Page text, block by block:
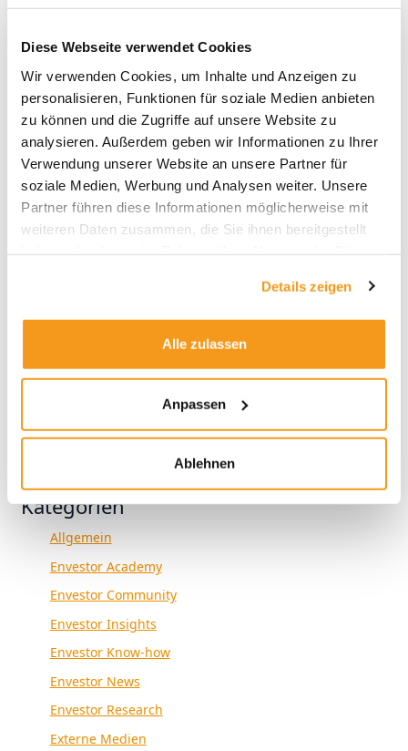
Diese Webseite verwendet Cookies
Wir verwenden Cookies, um Inhalte und Anzeigen zu
personalisieren, Funktionen für soziale Medien anbieten
zu können und die Zugriffe auf unsere Website zu
analysieren. Außerdem geben wir Informationen zu Ihrer
Verwendung unserer Website an unsere Partner für
soziale Medien, Werbung und Analysen weiter. Unsere
Partner führen diese Informationen möglicherweise mit
weiteren Daten zusammen, die Sie ihnen bereitgestellt
Details zeigen
Alle zulassen
Anpassen
Ablehnen
Archive
2026
2025
2024
2023
2020
2018
Kategorien
Allgemein
Envestor Academy
Envestor Community
Envestor Insights
Envestor Know-how
Envestor News
Envestor Research
Externe Medien